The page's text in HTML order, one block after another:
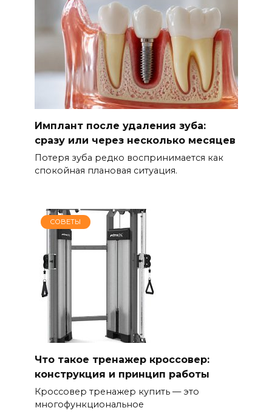
Имплант после удаления зуба:
сразу или через несколько месяцев
Потеря зуба редко воспринимается как
спокойная плановая ситуация.
СОВЕТЫ
Что такое тренажер кроссовер:
конструкция и принцип работы
Кроссовер тренажер купить — это
многофункциональное